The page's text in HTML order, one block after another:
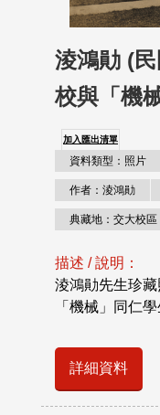
淩鴻勛 (
校與「機
加入匯出清單
資料類型：照片
作者：淩鴻勛
典藏地：交大校區
描述 / 說明：
淩鴻勛先生珍
「機械」同仁
詳細資料